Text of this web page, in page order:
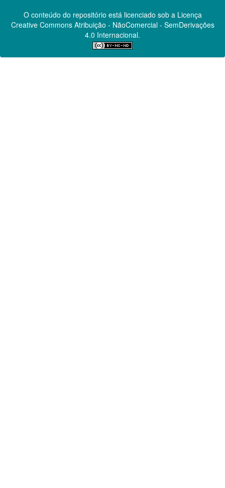
O conteúdo do repositório está licenciado sob a Licença
Creative CommonsAtribuição - NãoComercial - SemDerivações
4.0 Internacional.